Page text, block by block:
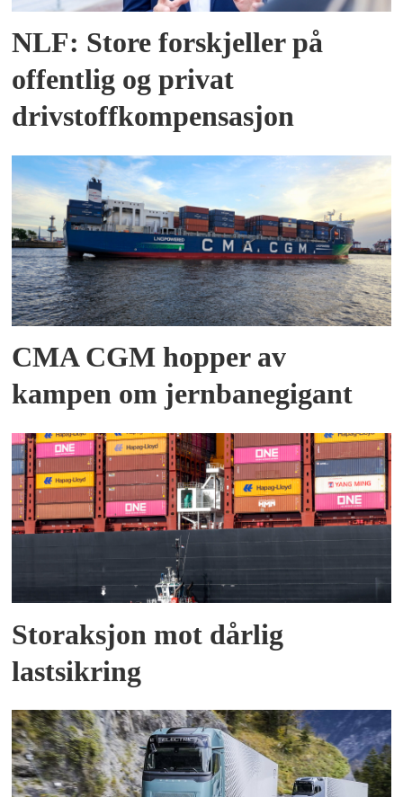
NLF: Store forskjeller på
offentlig og privat
drivstoffkompensasjon
CMA CGM hopper av
kampen om jernbanegigant
Storaksjon mot dårlig
lastsikring